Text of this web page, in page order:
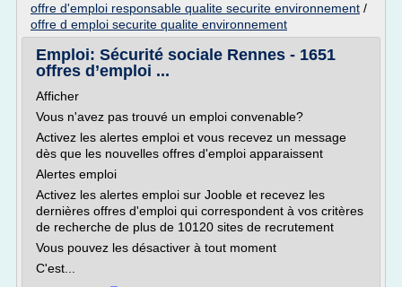
offre d'emploi responsable qualite securite environnement /
offre d emploi securite qualite environnement
Emploi: Sécurité sociale Rennes - 1651
offres d’emploi ...
Afficher
Vous n'avez pas trouvé un emploi convenable?
Activez les alertes emploi et vous recevez un message
dès que les nouvelles offres d'emploi apparaissent
Alertes emploi
Activez les alertes emploi sur Jooble et recevez les
dernières offres d'emploi qui correspondent à vos critères
de recherche de plus de 10120 sites de recrutement
Vous pouvez les désactiver à tout moment
C'est...